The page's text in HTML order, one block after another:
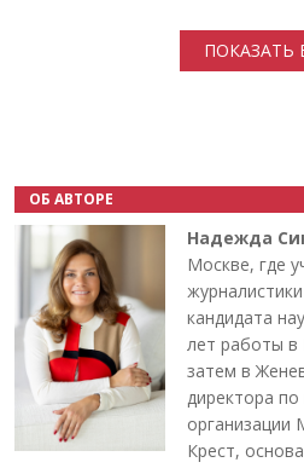
ПОКАЗАТЬ
ОБ АВТОРЕ
Надежда
Москве, где
кандидата
лет работы
затем в
директора
организации
Крест,